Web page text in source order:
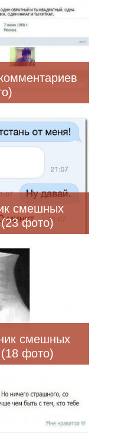
смешных
фото)
смешных
фото)